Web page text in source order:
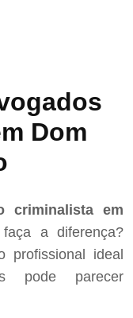
Dom
criminalista em
a diferença?
profissional ideal
pode parecer